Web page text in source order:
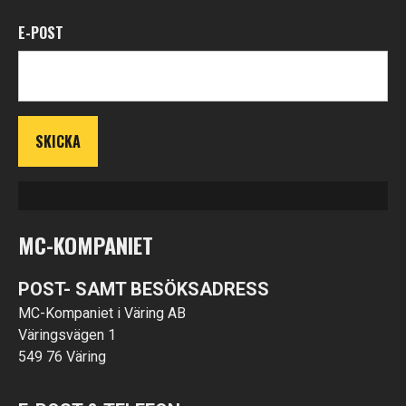
E-POST
MC-KOMPANIET
POST- SAMT BESÖKSADRESS
MC-Kompaniet i Väring AB
Väringsvägen 1
549 76 Väring